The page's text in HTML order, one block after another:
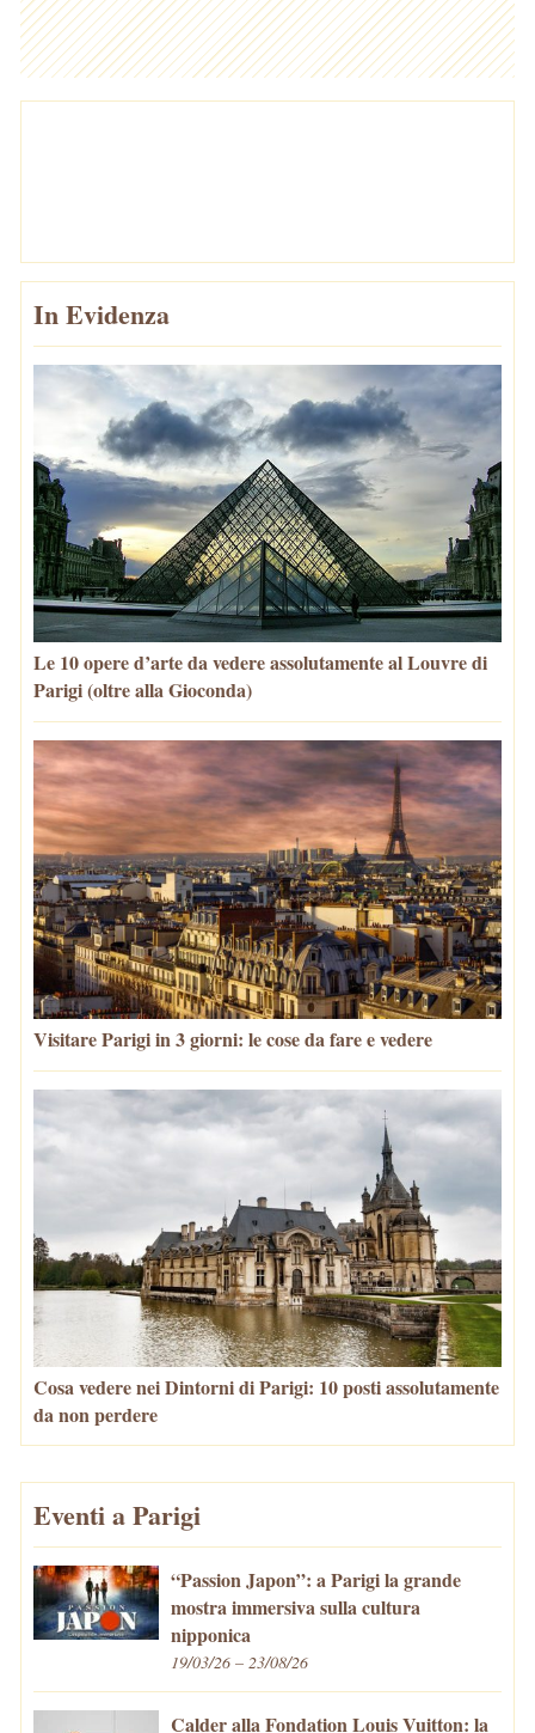
In Evidenza
Le 10 opere d’arte da vedere assolutamente al Louvre di
Parigi (oltre alla Gioconda)
Visitare Parigi in 3 giorni: le cose da fare e vedere
Cosa vedere nei Dintorni di Parigi: 10 posti assolutamente
da non perdere
Eventi a Parigi
“Passion Japon”: a Parigi la grande
mostra immersiva sulla cultura
nipponica
19/03/26 – 23/08/26
Calder alla Fondation Louis Vuitton: la